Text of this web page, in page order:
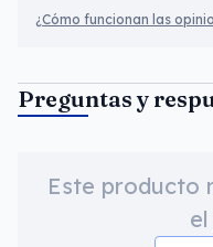
¿Cómo funcionan las
Preguntas y
Este producto